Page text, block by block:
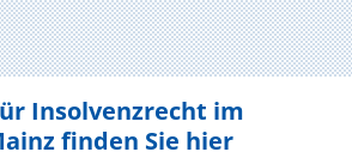
Insolvenzrecht im
finden Sie hier